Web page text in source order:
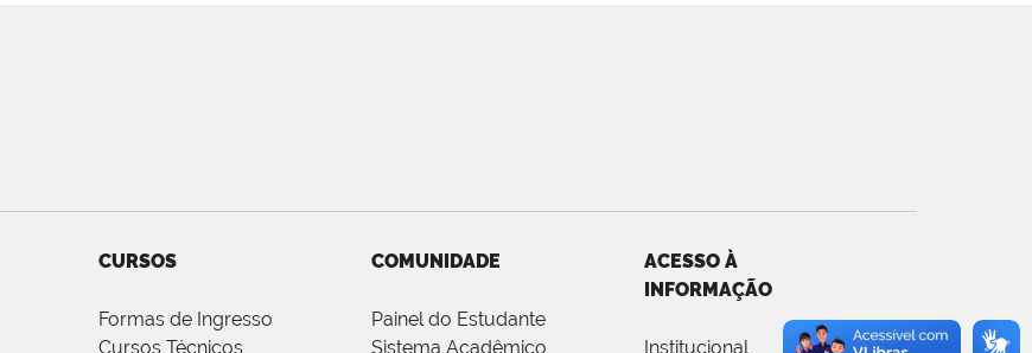
CURSOS
Formas de Ingresso
Cursos Técnicos
COMUNIDADE
Painel do Estudante
Sistema Acadêmico
ACESSO À
INFORMAÇÃO
Institucional